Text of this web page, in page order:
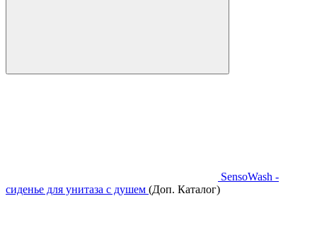
SensoWash -
сиденье для унитаза с душем (Доп. Каталог)